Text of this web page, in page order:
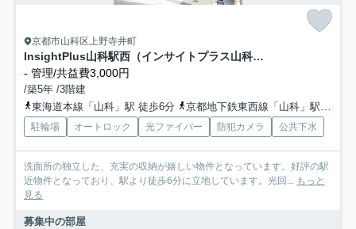
京都市山科区上野寺井町
InsightPlus山科駅西（インサイトプラス山科駅西）
- 管理/共益費3,000円
/築5年 /3階建
東海道本線「山科」駅 徒歩6分
京都地下鉄東西線「山科」駅 徒歩6分
駐輪場 オートロック 光ファイバー 防犯カメラ 公共下水
洗面所の独立した、充実の収納が嬉しい物件となっています。好評の駅
近物件となっており、駅より徒歩6分に立地しています。光回... もっと
見る
募集中の部屋